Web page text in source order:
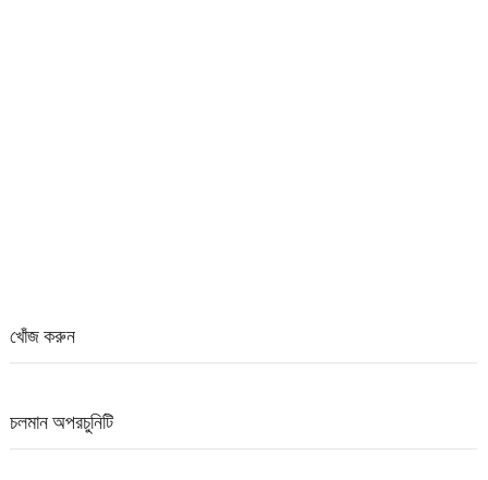
খোঁজ করুন
চলমান অপরচুনিটি